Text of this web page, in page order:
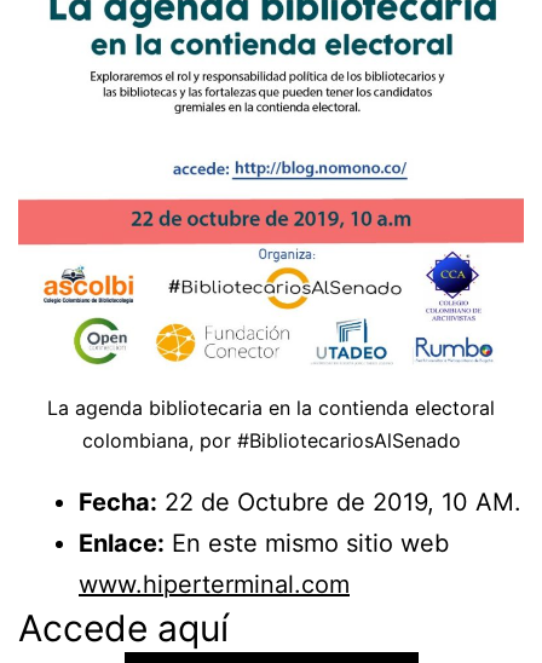
La agenda bibliotecaria en la contienda electoral
colombiana, por #BibliotecariosAlSenado
Fecha: 22 de Octubre de 2019, 10 AM.
Enlace: En este mismo sitio web
www.hiperterminal.com
Accede aquí